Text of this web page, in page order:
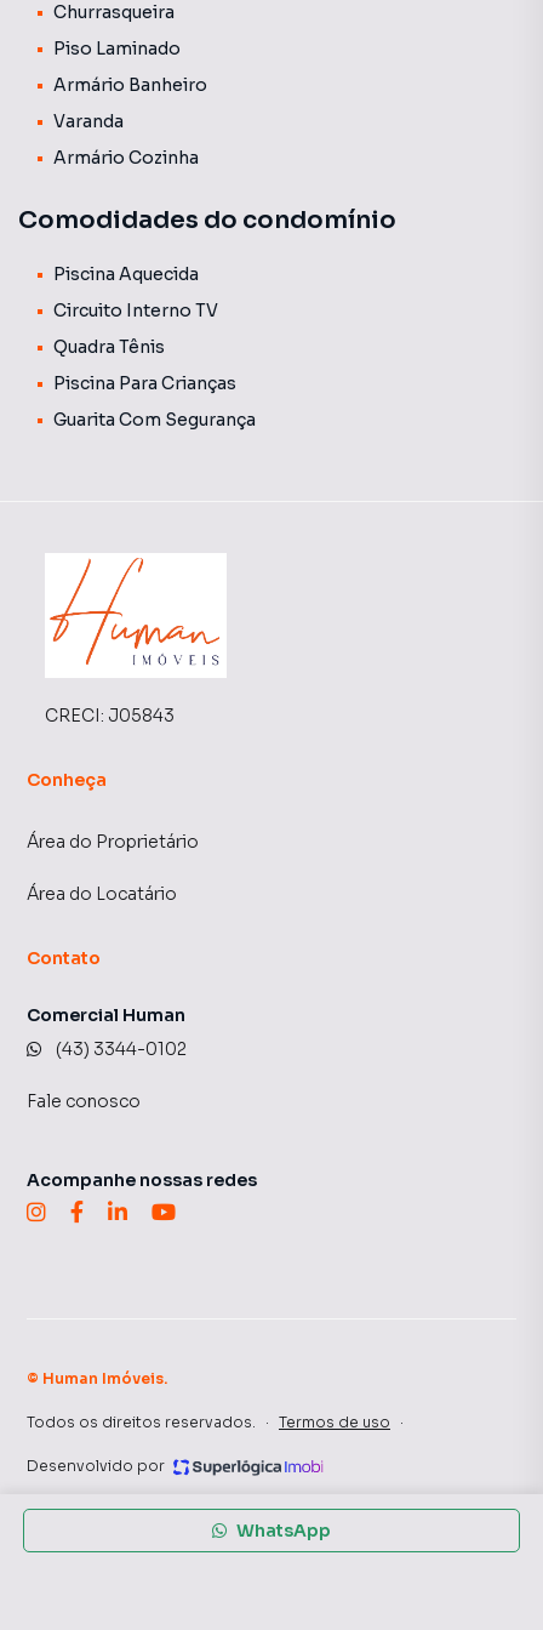
📍 Localização Privilegiada:
acesso a mercados, escolas, serviços e às principais vias
da cidade, garantindo praticidade no dia a dia.
O valor do condomínio é uma média aproximada, podendo
variar conforme as despesas mensais. Tarifas individuais
poderão ser cobradas conforme consumo.
Churrasqueira
Piso Laminado
Armário Banheiro
Varanda
Armário Cozinha
Comodidades do condomínio
Piscina Aquecida
Circuito Interno TV
Quadra Tênis
Piscina Para Crianças
Guarita Com Segurança
WhatsApp
CRECI: J05843
Conheça
Área do Proprietário
Área do Locatário
Contato
Comercial Human
(43) 3344-0102
Fale conosco
Acompanhe nossas redes
© Human Imóveis.
Todos os direitos reservados. · Termos de uso ·
Desenvolvido por